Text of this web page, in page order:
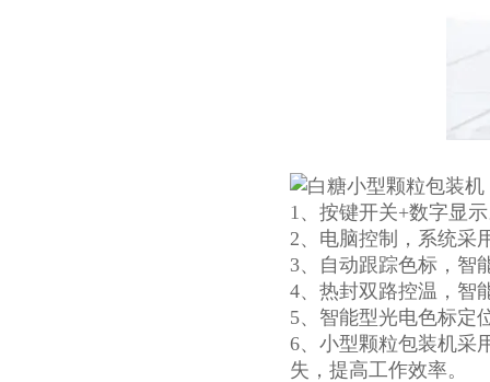
1、按键开关+数字显
2、电脑控制，系统采
3、自动跟踪色标，智
4、热封双路控温，智
5、智能型光电色标定
6、小型颗粒包装机采
失，提高工作效率。